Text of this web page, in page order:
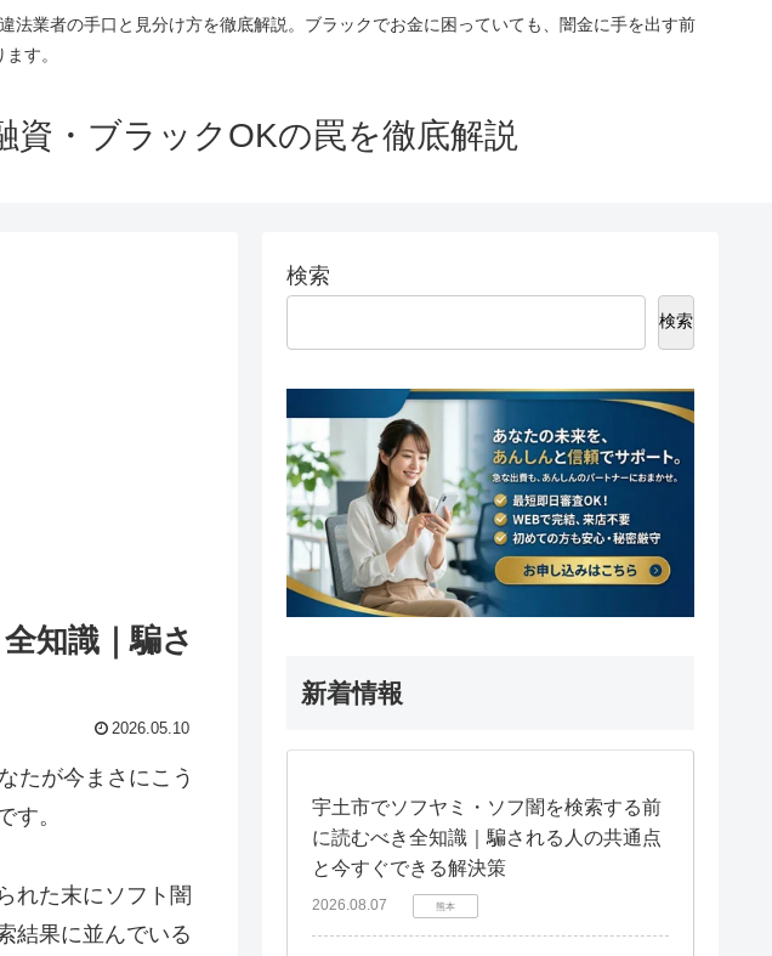
業者の手口と見分け方を徹底解説。ブラックでお金に困っていても、闇金に手を出す前
す。
資・ブラックOKの罠を徹底解説
知識｜騙さ
2026.05.10
たが今まさにこう
す。
れた末にソフト闇
結果に並んでいる
検索
検索
新着情報
宇土市でソフヤミ・ソフ闇を検索する前
に読むべき全知識｜騙される人の共通点
と今すぐできる解決策
2026.08.07 熊本